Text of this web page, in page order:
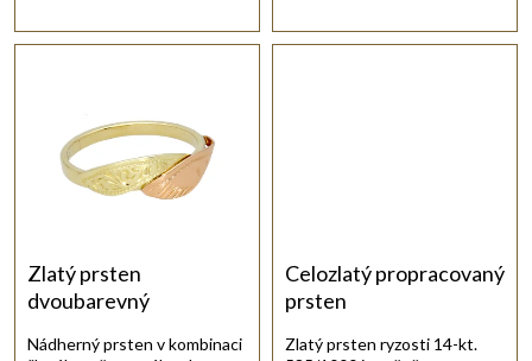
u
Zlatý prsten
dvoubarevný
Nádherný prsten v kombinaci
Celozlatý propracovaný
prsten
Zlatý prsten ryzosti 14-kt.